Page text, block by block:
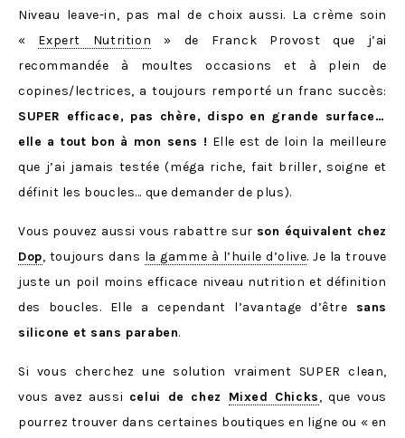
Niveau leave-in, pas mal de choix aussi. La crème soin
« Expert Nutrition » de Franck Provost que j’ai
recommandée à moultes occasions et à plein de
copines/lectrices, a toujours remporté un franc succès:
SUPER efficace, pas chère, dispo en grande surface…
elle a tout bon à mon sens ! Elle est de loin la meilleure
que j’ai jamais testée (méga riche, fait briller, soigne et
définit les boucles… que demander de plus).
Vous pouvez aussi vous rabattre sur son équivalent chez
Dop, toujours dans la gamme à l’huile d’olive. Je la trouve
juste un poil moins efficace niveau nutrition et définition
des boucles. Elle a cependant l’avantage d’être sans
silicone et sans paraben.
Si vous cherchez une solution vraiment SUPER clean,
vous avez aussi celui de chez Mixed Chicks, que vous
pourrez trouver dans certaines boutiques en ligne ou « en